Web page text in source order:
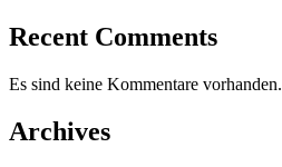
Recent Comments
Es sind keine Kommentare vorhanden.
Archives